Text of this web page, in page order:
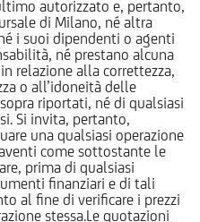
autorizzato e, pertanto,
di Milano, né altra
i suoi dipendenti o agenti
né prestano alcuna
relazione alla correttezza,
o all’idoneità delle
riportati, né di qualsiasi
Si invita, pertanto,
una qualsiasi operazione
come sottostante le
prima di qualsiasi
finanziari e di tali
al fine di verificare i prezzi
stessa.Le quotazioni